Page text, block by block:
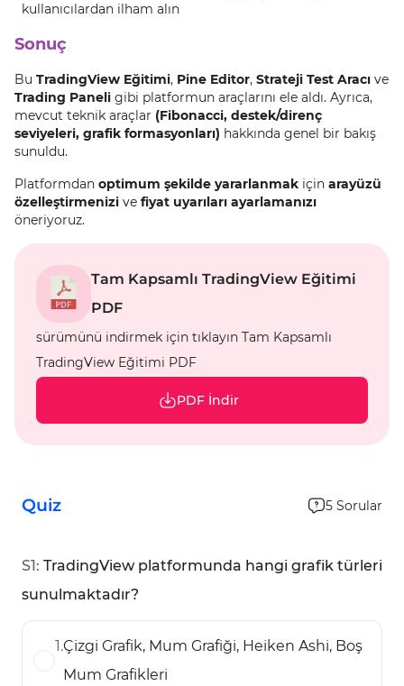
kullanıcılardan ilham alın
Sonuç
Bu TradingView Eğitimi, Pine Editor, Strateji Test Aracı ve
Trading Paneli gibi platformun araçlarını ele aldı. Ayrıca,
mevcut teknik araçlar (Fibonacci, destek/direnç
seviyeleri, grafik formasyonları) hakkında genel bir bakış
sunuldu.
Platformdan optimum şekilde yararlanmak için arayüzü
özelleştirmenizi ve fiyat uyarıları ayarlamanızı
öneriyoruz.
Tam Kapsamlı TradingView Eğitimi
PDF
sürümünü indirmek için tıklayın Tam Kapsamlı
TradingView Eğitimi PDF
PDF İndir
Quiz 5 Sorular
S1: TradingView platformunda hangi grafik türleri
sunulmaktadır?
1.Çizgi Grafik, Mum Grafiği, Heiken Ashi, Boş
Mum Grafikleri